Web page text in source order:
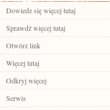
Dowiedz się więcej tutaj
Sprawdź więcej tutaj
Otwórz link
Więcej tutaj
Odkryj więcej
Serwis